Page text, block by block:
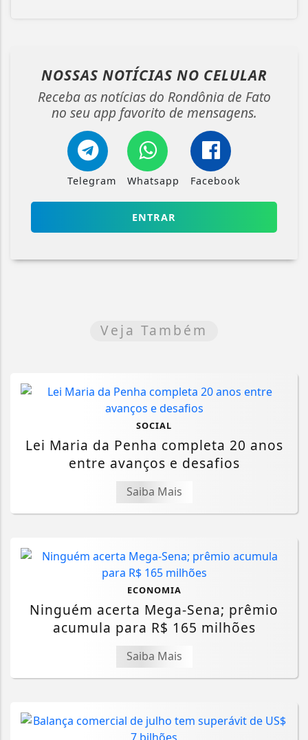
NOSSAS NOTÍCIAS NO CELULAR
Receba as notícias do Rondônia de Fato
no seu app favorito de mensagens.
Telegram Whatsapp Facebook
ENTRAR
Veja Também
SOCIAL
Lei Maria da Penha completa 20 anos
entre avanços e desafios
Saiba Mais
ECONOMIA
Ninguém acerta Mega-Sena; prêmio
acumula para R$ 165 milhões
Saiba Mais